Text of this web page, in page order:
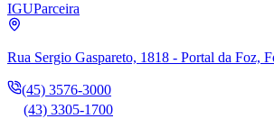
IGUParceira
Rua Sergio Gaspareto, 1818 - Portal da Foz,
(45) 3576-3000
(43) 3305-1700